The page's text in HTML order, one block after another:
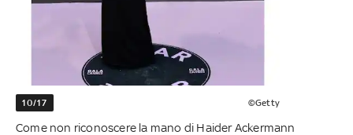
10/17 ©Getty
Come non riconoscere la mano di Haider Ackermann